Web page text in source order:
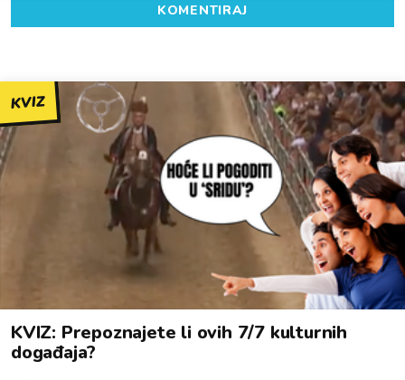
KOMENTIRAJ
KVIZ
KVIZ: Prepoznajete li ovih 7/7 kulturnih
događaja?